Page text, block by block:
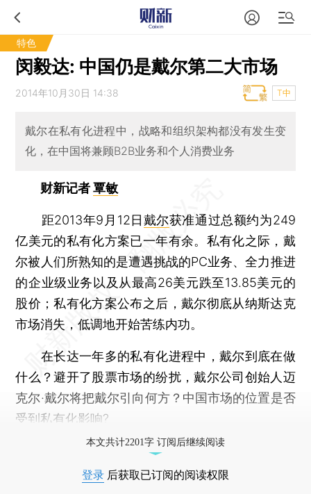
特色
闵毅达: 中国仍是戴尔第二大市场
2014年10月30日 14:38 T中
戴尔在私有化进程中，战略和组织架构都没有发生变
化，在中国将兼顾B2B业务和个人消费业务
财新记者覃敏
距2013年9月12日戴尔获准通过总额约为249
亿美元的私有化方案已一年有余。私有化之际，戴
尔被人们所熟知的是遭遇挑战的PC业务、全力推进
的企业级业务以及从最高26美元跌至13.85美元的
股价；私有化方案公布之后，戴尔彻底从纳斯达克
市场消失，低调地开始苦练内功。
在长达一年多的私有化进程中，戴尔到底在做
什么？避开了股票市场的纷扰，戴尔公司创始人迈
克尔·戴尔将把戴尔引向何方？中国市场的位置是否
受到私有化影响?
本文共计2201字 订阅后继续阅读
登录 后获取已订阅的阅读权限